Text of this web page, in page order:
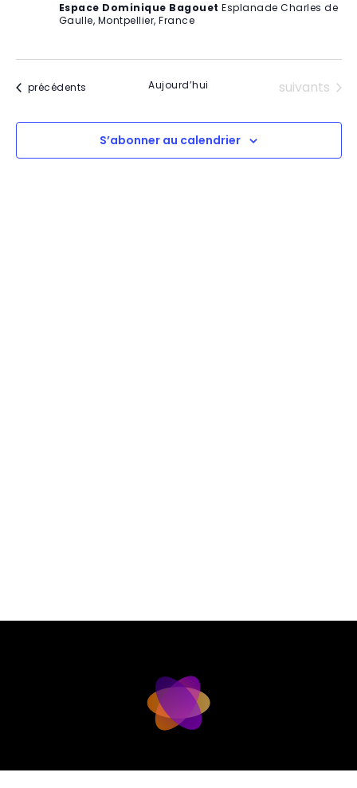
Espace Dominique Bagouet Esplanade Charles de
Gaulle, Montpellier, France
Évènements
précédents Aujourd’hui Évènements
suivants
S’abonner au calendrier